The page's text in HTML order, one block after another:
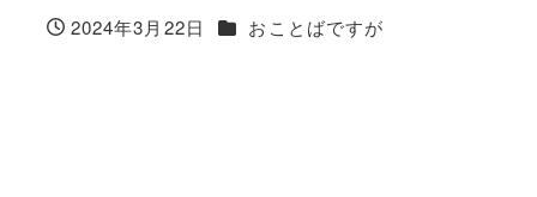
2024年3月22日 カテゴリー
おことばですが